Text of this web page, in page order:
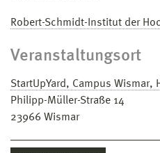
Robert-Schmidt-Institut der
Veranstaltungsort
StartUpYard, Campus Wismar,
Philipp-Müller-Straße 14
23966 Wismar